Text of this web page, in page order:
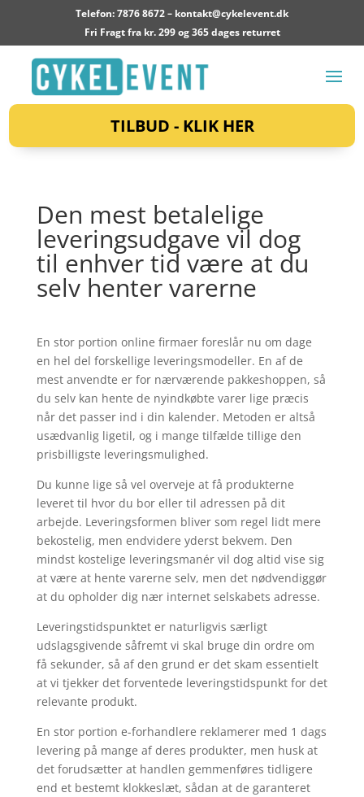
Telefon: 7876 8672 – kontakt@cykelevent.dk
Fri Fragt fra kr. 299 og 365 dages returret
TILBUD - KLIK HER
Den mest betalelige
leveringsudgave vil dog
til enhver tid være at du
selv henter varerne
En stor portion online firmaer foreslår nu om dage
en hel del forskellige leveringsmodeller. En af de
mest anvendte er for nærværende pakkeshoppen, så
du selv kan hente de nyindkøbte varer lige præcis
når det passer ind i din kalender. Metoden er altså
usædvanlig ligetil, og i mange tilfælde tillige den
prisbilligste leveringsmulighed.
Du kunne lige så vel overveje at få produkterne
leveret til hvor du bor eller til adressen på dit
arbejde. Leveringsformen bliver som regel lidt mere
bekostelig, men endvidere yderst bekvem. Den
mindst kostelige leveringsmanér vil dog altid vise sig
at være at hente varerne selv, men det nødvendiggør
at du opholder dig nær internet selskabets adresse.
Leveringstidspunktet er naturligvis særligt
udslagsgivende såfremt vi skal bruge din ordre om
få sekunder, så af den grund er det skam essentielt
at vi tjekker det forventede leveringstidspunkt for det
relevante produkt.
En stor portion e-forhandlere reklamerer med 1 dags
levering på mange af deres produkter, men husk at
det forudsætter at handlen gemmenføres tidligere
end et bestemt klokkeslæt, sådan at de garanteret